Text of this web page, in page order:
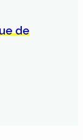
de